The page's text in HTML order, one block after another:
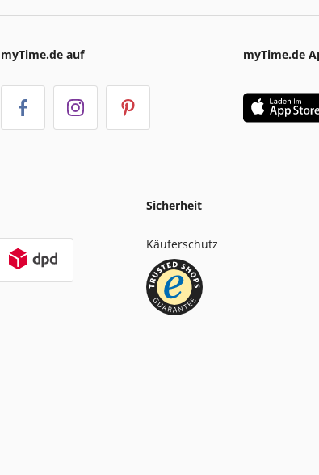
myTime.de auf myTime.de
Sicherheit
Käuferschutz